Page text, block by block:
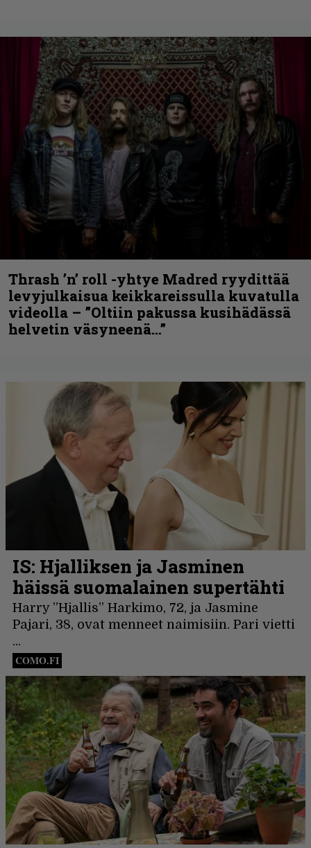
Thrash ’n’ roll -yhtye Madred ryydittää
levyjulkaisua keikkareissulla kuvatulla
videolla – ”Oltiin pakussa kusihädässä
helvetin väsyneenä…”